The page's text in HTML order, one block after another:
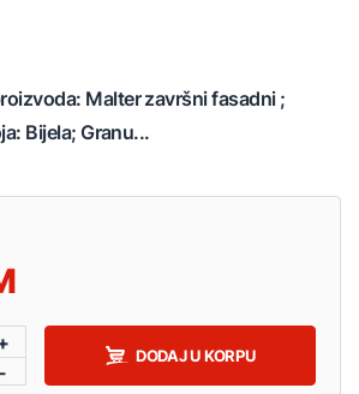
Malter završni fasadni ;
Bijela; Granu...
-
DODAJ U KORPU